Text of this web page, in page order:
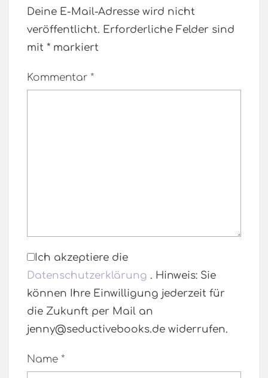
Deine E-Mail-Adresse wird nicht
veröffentlicht. Erforderliche Felder sind
mit * markiert
Kommentar *
Ich akzeptiere die
Datenschutzerklärung . Hinweis: Sie
können Ihre Einwilligung jederzeit für
die Zukunft per Mail an
jenny@seductivebooks.de widerrufen.
Name *